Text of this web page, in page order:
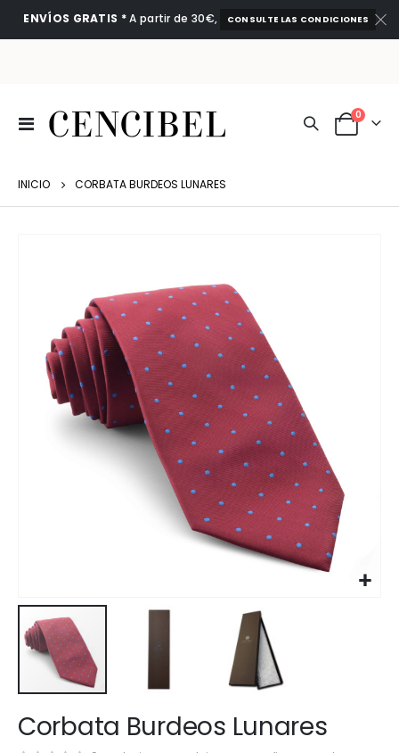
ENVÍOS GRATIS *A partir de 30€, CONSULTE LAS CONDICIONES
Toggle
Nav
Cart
0
INICIO CORBATA BURDEOS LUNARES
galería
imágenes
al
comienzo
Corbata Burdeos Lunares